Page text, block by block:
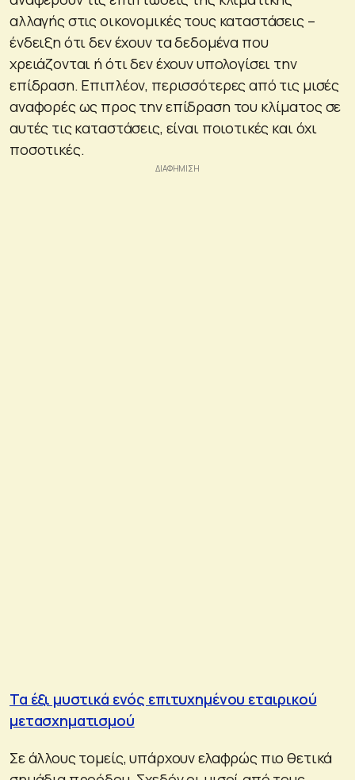
αλλαγής στις οικονομικές τους καταστάσεις –
ένδειξη ότι δεν έχουν τα δεδομένα που
χρειάζονται ή ότι δεν έχουν υπολογίσει την
επίδραση. Επιπλέον, περισσότερες από τις μισές
αναφορές ως προς την επίδραση του κλίματος σε
αυτές τις καταστάσεις, είναι ποιοτικές και όχι
ποσοτικές.
Τα έξι μυστικά ενός επιτυχημένου εταιρικού
μετασχηματισμού
Σε άλλους τομείς, υπάρχουν ελαφρώς πιο θετικά